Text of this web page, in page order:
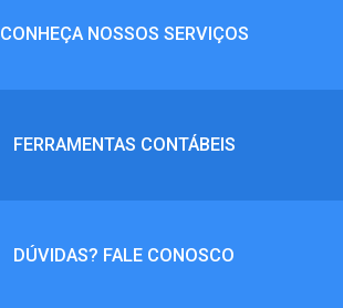
CONHEÇA NOSSOS SERVIÇOS
FERRAMENTAS CONTÁBEIS
DÚVIDAS? FALE CONOSCO